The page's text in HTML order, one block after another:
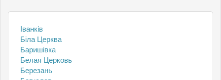
Іванків
Біла Церква
Баришівка
Белая Церковь
Березань